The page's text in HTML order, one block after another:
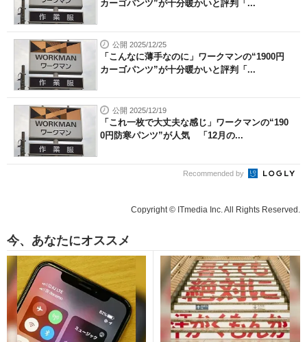
カーゴパンツ”が十分暖かいと評判「...
公開 2025/12/25
「こんなに薄手なのに」ワークマンの“1900円
カーゴパンツ”が十分暖かいと評判「...
公開 2025/12/19
「これ一枚で大丈夫な感じ」ワークマンの“190
0円防寒パンツ”が人気 「12月の...
Recommended by
Copyright © ITmedia Inc. All Rights Reserved.
今、あなたにオススメ